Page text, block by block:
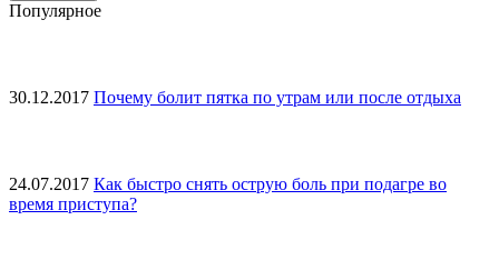
Популярное
30.12.2017 Почему болит пятка по утрам или после отдыха
24.07.2017 Как быстро снять острую боль при подагре во
время приступа?